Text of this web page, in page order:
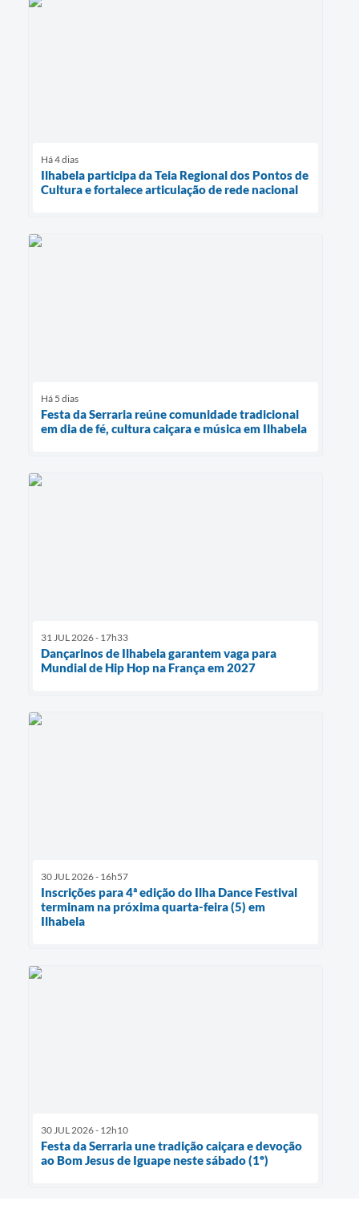
Há 4 dias
Ilhabela participa da Teia Regional dos Pontos de
Cultura e fortalece articulação de rede nacional
Há 5 dias
Festa da Serraria reúne comunidade tradicional
em dia de fé, cultura caiçara e música em Ilhabela
31 JUL 2026 - 17h33
Dançarinos de Ilhabela garantem vaga para
Mundial de Hip Hop na França em 2027
30 JUL 2026 - 16h57
Inscrições para 4ª edição do Ilha Dance Festival
terminam na próxima quarta-feira (5) em
Ilhabela
30 JUL 2026 - 12h10
Festa da Serraria une tradição caiçara e devoção
ao Bom Jesus de Iguape neste sábado (1º)